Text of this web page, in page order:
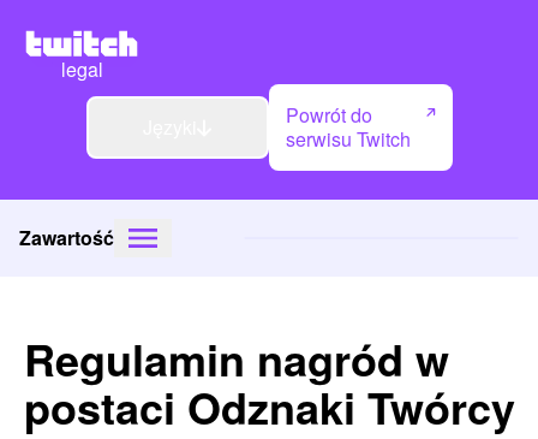
legal
Powrót do
serwisu Twitch
Zawartość
Regulamin nagród w
postaci Odznaki Twórcy